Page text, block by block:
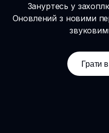
Зануртесь у
Оновлений з новими
Грати